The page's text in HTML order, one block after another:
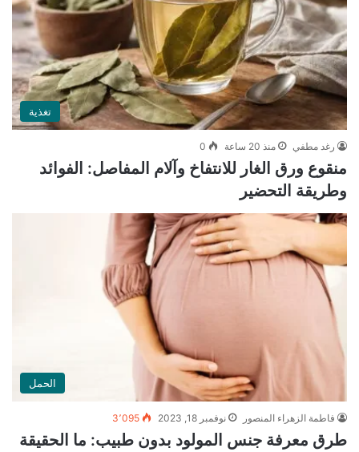
تغذية
رغد مطفي منذ 20 ساعة 0
منقوع ورق الغار للانتفاخ وآلام المفاصل: الفوائد
وطريقة التحضير
الحمل
فاطمة الزهراء المنصور نوفمبر 18, 2023 3٬095
طرق معرفة جنس المولود بدون طبيب: ما الحقيقة